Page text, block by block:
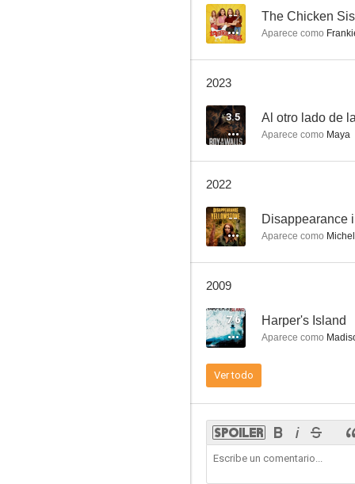
Blood Ties: Hijos de la noche
Murder in a Small Town
--
-- The Chicken
Aparece como
2023
3.5 Al otro lado de
Aparece como Maya
2022
-- Disappearance
Aparece como
2009
7.6 Harper's Island
Aparece como
Ver todo